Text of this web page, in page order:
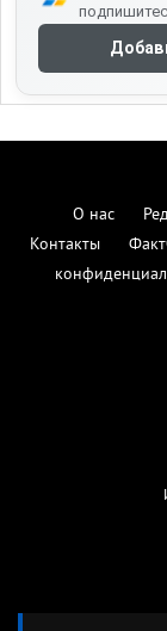
О нас
Контакты